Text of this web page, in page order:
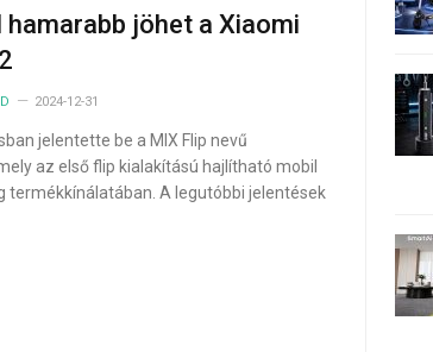
jöhet a Xiaomi
2024-12-31
jelentette be a MIX Flip nevű
az első flip kialakítású hajlítható mobil
termékkínálatában. A legutóbbi jelentések